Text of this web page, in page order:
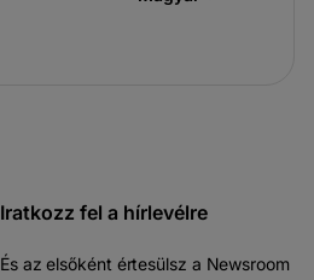
Iratkozz fel a hírlevélre
És az elsőként értesülsz a Newsroom